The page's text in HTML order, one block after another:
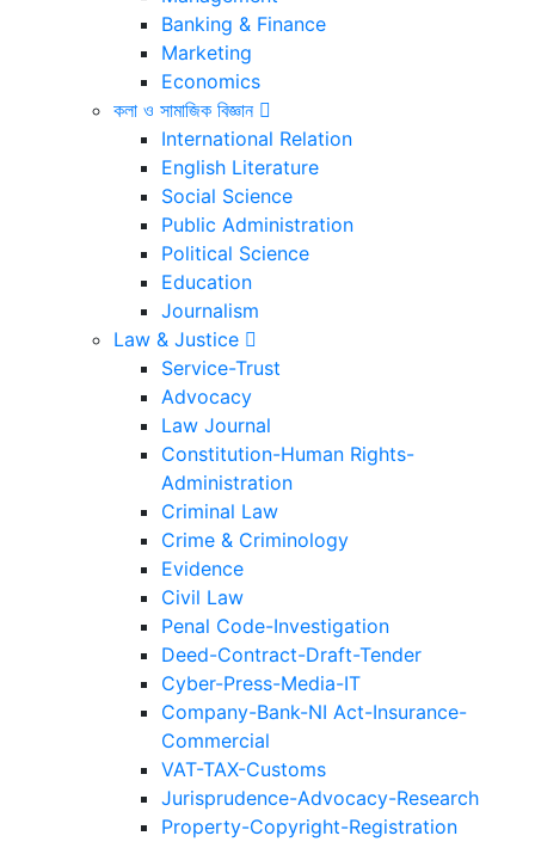
Banking & Finance
Marketing
Economics
কলা ও সামাজিক বিজ্ঞান
International Relation
English Literature
Social Science
Public Administration
Political Science
Education
Journalism
Law & Justice
Service-Trust
Advocacy
Law Journal
Constitution-Human Rights-
Administration
Criminal Law
Crime & Criminology
Evidence
Civil Law
Penal Code-Investigation
Deed-Contract-Draft-Tender
Cyber-Press-Media-IT
Company-Bank-NI Act-Insurance-
Commercial
VAT-TAX-Customs
Jurisprudence-Advocacy-Research
Property-Copyright-Registration